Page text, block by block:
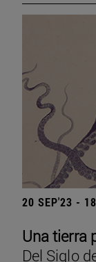
20 SEP'23 -
Una tierra
Del Siglo